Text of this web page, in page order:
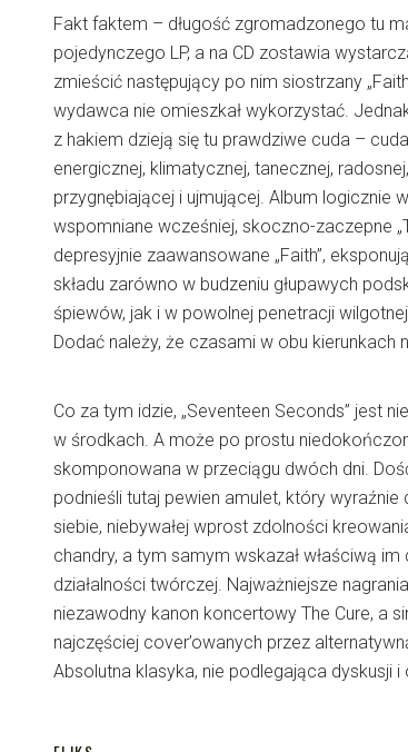
Fakt faktem – długość zgromadzonego tu
pojedynczego LP, a na CD zostawia
zmieścić następujący po nim siostrzany
wydawca nie omieszkał wykorzystać.
z hakiem dzieją się tu prawdziwe cuda –
energicznej, klimatycznej, tanecznej,
przygnębiającej i ujmującej. Album logicznie
wspomniane wcześniej, skoczno-zaczepne
depresyjnie zaawansowane „Faith”,
składu zarówno w budzeniu głupawych
śpiewów, jak i w powolnej penetracji
Dodać należy, że czasami w obu kierunkach
Co za tym idzie, „Seventeen Seconds” jest
w środkach. A może po prostu
skomponowana w przeciągu dwóch dni.
podnieśli tutaj pewien amulet, który wyraźnie
siebie, niebywałej wprost zdolności
chandry, a tym samym wskazał właściwą
działalności twórczej. Najważniejsze
niezawodny kanon koncertowy The Cure, a
najczęściej cover’owanych przez
Absolutna klasyka, nie podlegająca dyskusji i